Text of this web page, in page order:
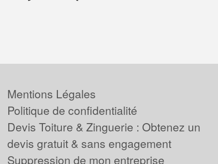
Mentions Légales
Politique de confidentialité
Devis Toiture & Zinguerie : Obtenez un
devis gratuit & sans engagement
Suppression de mon entreprise